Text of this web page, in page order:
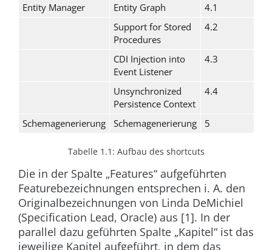
Entity Manager
Entity Graph
4.1
Support for Stored
Procedures
4.2
CDI Injection into
Event Listener
4.3
Unsynchronized
Persistence Context
4.4
Schemagenerierung Schemagenerierung 5
Tabelle 1.1: Aufbau des shortcuts
Die in der Spalte „Features“ aufgeführten
Featurebezeichnungen entsprechen i. A. den
Originalbezeichnungen von Linda DeMichiel
(Specification Lead, Oracle) aus [1]. In der
parallel dazu geführten Spalte „Kapitel“ ist das
jeweilige Kapitel aufgeführt, in dem das